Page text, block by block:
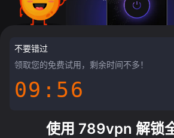
不要错过
领取您的免费试用，剩余时间不多！
09:55
使用 789vpn 解锁